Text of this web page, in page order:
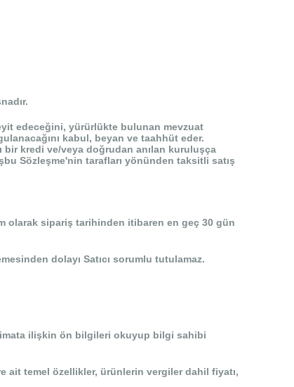
edeceğini, yürürlükte bulunan mevzuat
kabul, beyan ve taahhüt eder.
kredi ve/veya doğrudan anılan kuruluşça
Sözleşme'nin tarafları yönünden taksitli satış
olarak sipariş tarihinden itibaren en geç 30 gün
dolayı Satıcı sorumlu tutulamaz.
ilişkin ön bilgileri okuyup bilgi sahibi
ait temel özellikler, ürünlerin vergiler dahil fiyatı,